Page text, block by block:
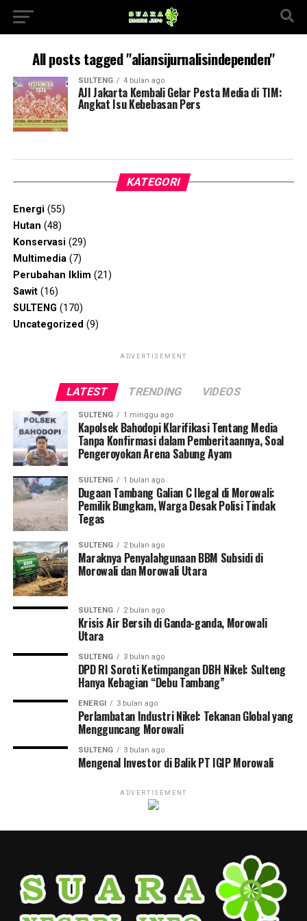
All posts tagged "aliansijurnalisindependen"
SULTENG 4 bulan ago
AJI Jakarta Kembali Gelar Pesta Media di TIM:
Angkat Isu Kebebasan Pers
KATEGORI
Energi (55)
Hutan (48)
Konservasi (29)
Multimedia(7)
Perubahan Iklim (21)
Sawit(16)
SULTENG (170)
Uncategorized (9)
ADVERTISEMENT
LATEST TRENDING VIDEOS
SULTENG 1 minggu ago
Kapolsek Bahodopi Klarifikasi Tentang Media
Tanpa Konfirmasi dalam Pemberitaannya, Soal
Pengeroyokan Arena Sabung Ayam
SULTENG 1 bulan ago
Dugaan Tambang Galian C Ilegal di Morowali:
Pemilik Bungkam, Warga Desak Polisi Tindak
Tegas
SULTENG 2 bulan ago
Maraknya Penyalahgunaan BBM Subsidi di
Morowali dan Morowali Utara
SULTENG 2 bulan ago
Krisis Air Bersih di Ganda-ganda, Morowali
Utara
SULTENG 3 bulan ago
DPD RI Soroti Ketimpangan DBH Nikel: Sulteng
Hanya Kebagian “Debu Tambang”
ENERGI 3 bulan ago
Perlambatan Industri Nikel: Tekanan Global yang
Mengguncang Morowali
SULTENG 3 bulan ago
Mengenal Investor di Balik PT IGIP Morowali
ADVERTISEMENT